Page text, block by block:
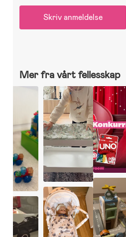
Skriv anmeldelse
Mer fra vårt fellesskap